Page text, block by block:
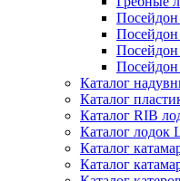
Посейдон
Каталог
Каталог
Каталог RIB
Каталог лодок
Каталог
Каталог